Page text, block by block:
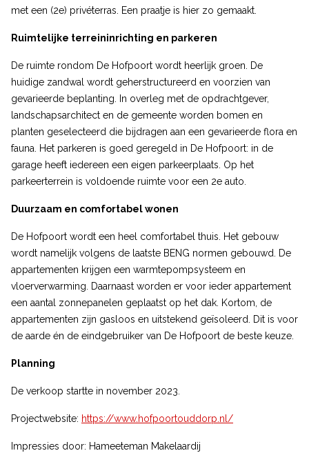
met een (2e) privéterras. Een praatje is hier zo gemaakt.
Ruimtelijke terreininrichting en parkeren
De ruimte rondom De Hofpoort wordt heerlijk groen. De
huidige zandwal wordt geherstructureerd en voorzien van
gevarieerde beplanting. In overleg met de opdrachtgever,
landschapsarchitect en de gemeente worden bomen en
planten geselecteerd die bijdragen aan een gevarieerde flora en
fauna. Het parkeren is goed geregeld in De Hofpoort: in de
garage heeft iedereen een eigen parkeerplaats. Op het
parkeerterrein is voldoende ruimte voor een 2e auto.
Duurzaam en comfortabel wonen
De Hofpoort wordt een heel comfortabel thuis. Het gebouw
wordt namelijk volgens de laatste BENG normen gebouwd. De
appartementen krijgen een warmtepompsysteem en
vloerverwarming. Daarnaast worden er voor ieder appartement
een aantal zonnepanelen geplaatst op het dak. Kortom, de
appartementen zijn gasloos en uitstekend geïsoleerd. Dit is voor
de aarde én de eindgebruiker van De Hofpoort de beste keuze.
Planning
De verkoop startte in november 2023.
Projectwebsite: https://www.hofpoortouddorp.nl/
Impressies door: Hameeteman Makelaardij